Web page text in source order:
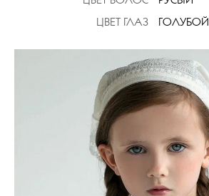
ЦВЕТ ГЛАЗ
ГОЛУБОЙ